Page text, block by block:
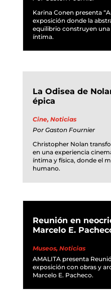
Karina Conen presenta
exposición donde la
equilibrio construyen
íntima.
La Odisea de
épica
Cine, Noticias
Por Gaston Fournier
Christopher Nolan
en una experiencia
íntima y física, donde el
humano.
Reunión en
Marcelo E.
Museos, Noticias
AMALITA presenta
exposición con obras y
Marcelo E. Pacheco.